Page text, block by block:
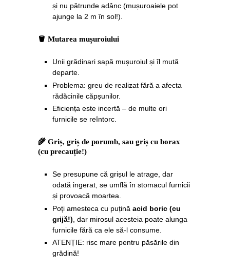
și nu pătrunde adânc (mușuroaiele pot
ajunge la 2 m în sol!).
🪣 Mutarea mușuroiului
Unii grădinari sapă mușuroiul și îl mută
departe.
Problema: greu de realizat fără a afecta
rădăcinile căpșunilor.
Eficiența este incertă – de multe ori
furnicile se reîntorc.
🌾 Griș, griș de porumb, sau griș cu borax
(cu precauție!)
Se presupune că grișul le atrage, dar
odată ingerat, se umflă în stomacul furnicii
și provoacă moartea.
Poți amesteca cu puțină acid boric (cu
grijă!) , dar mirosul acesteia poate alunga
furnicile fără ca ele să-l consume.
ATENȚIE: risc mare pentru păsările din
grădină!